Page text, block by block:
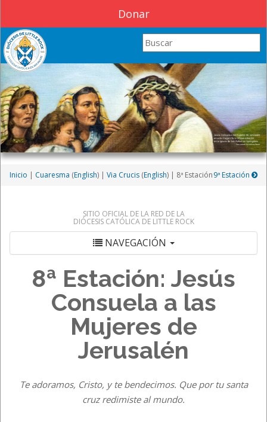
Donar
Search this site
Inicio | Cuaresma (English) | Via Crucis (English) | 8ª Estación9ª Estación
SITIO OFICIAL DE LA RED DE LA
DIÓCESIS CATÓLICA DE LITTLE ROCK
NAVEGACIÓN
8ª Estación: Jesús
Consuela a las
Mujeres de
Jerusalén
Te adoramos, Cristo, y te bendecimos. Que por tu santa
cruz redimiste al mundo.